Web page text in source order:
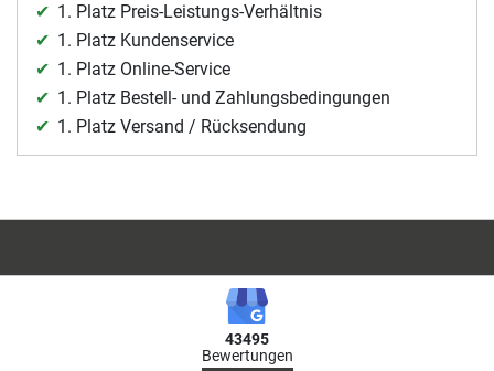
1. Platz Preis-Leistungs-Verhältnis
1. Platz Kundenservice
1. Platz Online-Service
1. Platz Bestell- und Zahlungsbedingungen
1. Platz Versand / Rücksendung
43495
Bewertungen